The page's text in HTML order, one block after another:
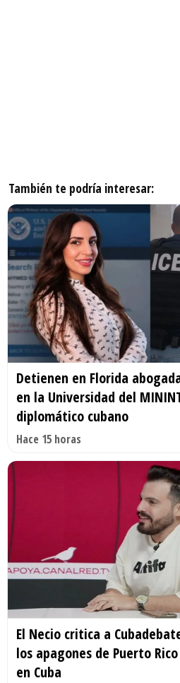
También te podría interesar:
Detienen en Florida
en la Universidad del
diplomático cubano
Hace 15 horas
El Necio critica a
los apagones de Puerto
en Cuba